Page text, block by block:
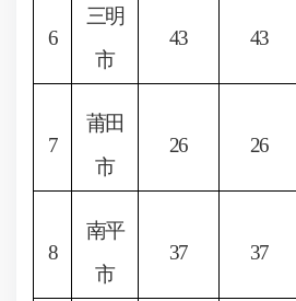
6
三明
市
43 43
7
莆田
市
26 26
8
南平
市
37 37